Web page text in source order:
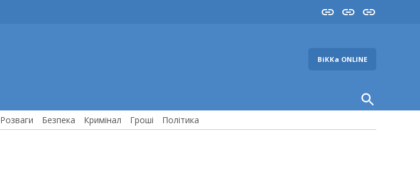
InstaYouTube
FB
ВіККа ONLINE
Open
Search
Розваги Безпека Кримінал Гроші Політика